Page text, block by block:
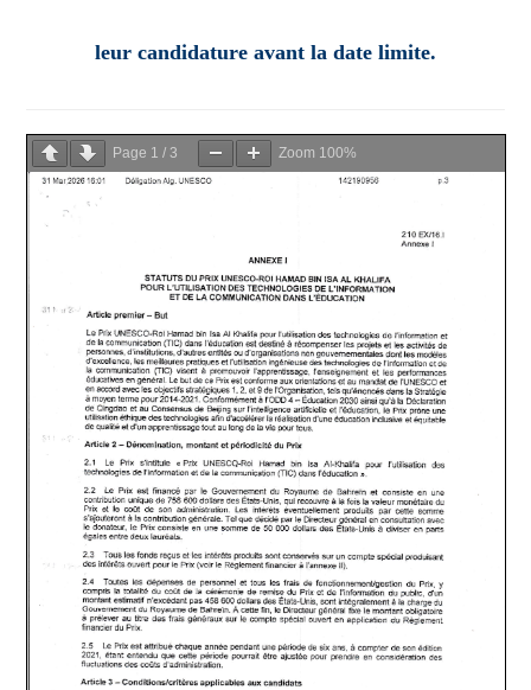
leur candidature avant la date limite.
Page 1 /3 Zoom 100%